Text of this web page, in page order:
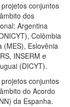
conjuntos
dos
Argentina
Colômbia
(MES), Eslovênia
INSERM e
(DICYT).
conjuntos
do Acordo
da Espanha.